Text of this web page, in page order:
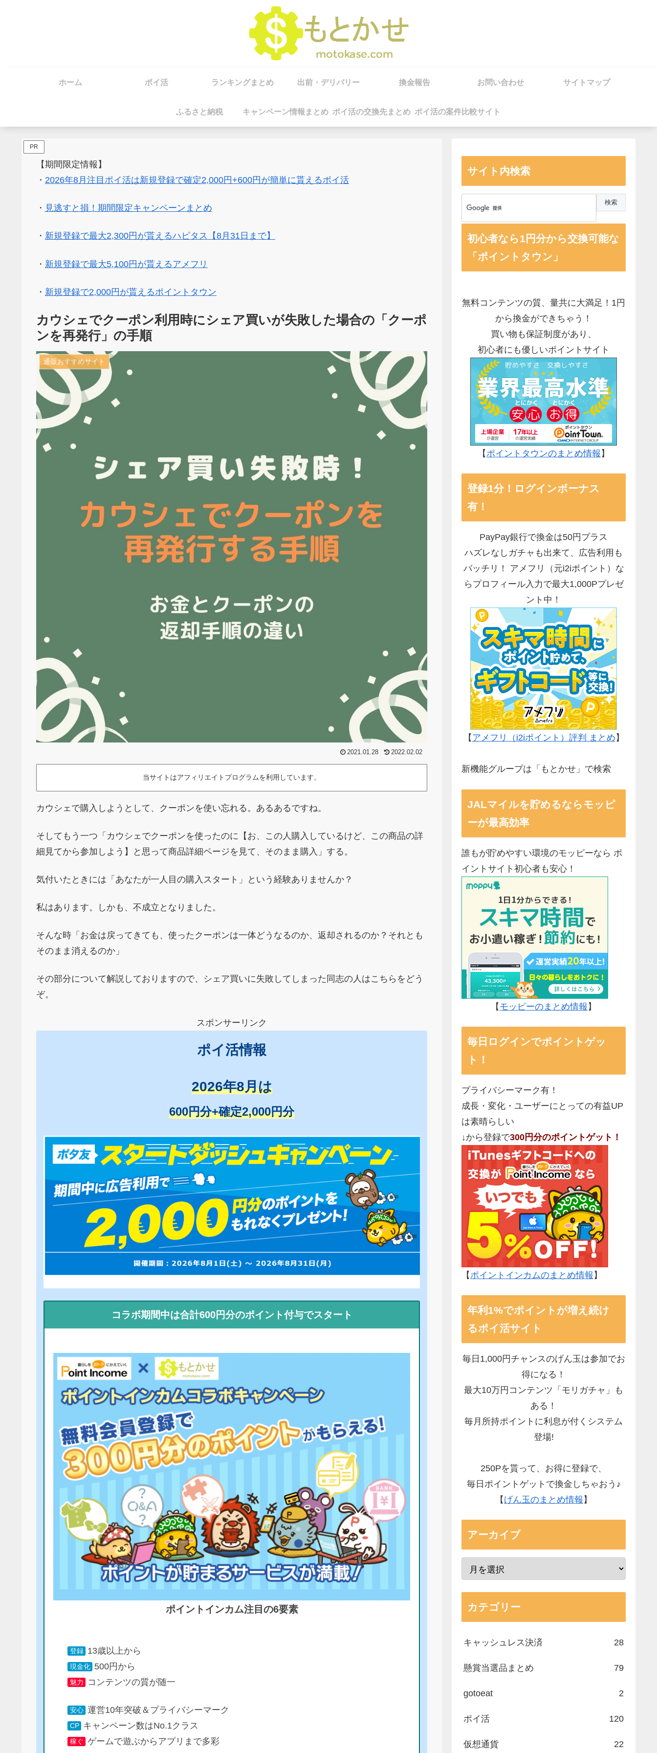
ホーム ポイ活 ランキングまとめ 出前・デリバリー 換金報告 お問い合わせ サイトマップ
ふるさと納税 キャンペーン情報まとめ ポイ活の交換先まとめ ポイ活の案件比較サイト
PR
【期間限定情報】
・ 2026年8月注目ポイ活は新規登録で確定2,000円+600円が簡単に貰えるポイ活
・ 見逃すと損！期間限定キャンペーンまとめ
・ 新規登録で最大2,300円が貰えるハピタス【8月31日まで】
・ 新規登録で最大5,100円が貰えるアメフリ
・ 新規登録で2,000円が貰えるポイントタウン
カウシェでクーポン利用時にシェア買いが失敗した場合の「クーポ
ンを再発行」の手順
通販おすすめサイト
2021.01.28 2022.02.02
当サイトはアフィリエイトプログラムを利用しています。
カウシェで購入しようとして、クーポンを使い忘れる。あるあるですね。
そしてもう一つ「カウシェでクーポンを使ったのに【お、この人購入しているけど、この商品の詳
細見てから参加しよう】と思って商品詳細ページを見て、そのまま購入」する。
気付いたときには「あなたが一人目の購入スタート」という経験ありませんか？
私はあります。しかも、不成立となりました。
そんな時「お金は戻ってきても、使ったクーポンは一体どうなるのか、返却されるのか？それとも
そのまま消えるのか」
その部分について解説しておりますので、シェア買いに失敗してしまった同志の人はこちらをどう
ぞ。
スポンサーリンク
ポイ活情報
2026年8月は
600円分+確定2,000円分
コラボ期間中は合計600円分のポイント付与でスタート
ポイントインカム注目の6要素
登録 13歳以上から
現金化 500円から
魅力 コンテンツの質が随一
安心 運営10年突破＆プライバシーマーク
CP キャンペーン数はNo.1クラス
稼ぐ ゲームで遊ぶからアプリまで多彩
サイト内検索
初心者なら1円分から交換可能な
「ポイントタウン」
無料コンテンツの質、量共に大満足！1円
から換金ができちゃう！
買い物も保証制度があり、
初心者にも優しいポイントサイト
【ポイントタウンのまとめ情報 】
登録1分！ログインボーナス
有！
PayPay銀行で換金は50円プラス
ハズレなしガチャも出来て、広告利用も
バッチリ！ アメフリ（元i2iポイント）な
らプロフィール入力で最大1,000Pプレゼ
ント中！
【 アメフリ（i2iポイント）評判 まとめ 】
新機能グループは「もとかせ」で検索
JALマイルを貯めるならモッピ
ーが最高効率
誰もが貯めやすい環境のモッピーなら ポ
イントサイト初心者も安心！
【 モッピーのまとめ情報 】
毎日ログインでポイントゲッ
ト！
プライバシーマーク有！
成長・変化・ユーザーにとっての有益UP
は素晴らしい
↓から登録で300円分のポイントゲット！
【 ポイントインカムのまとめ情報 】
年利1%でポイントが増え続け
るポイ活サイト
毎日1,000円チャンスのげん玉は参加でお
得になる！
最大10万円コンテンツ「モリガチャ」も
ある！
毎月所持ポイントに利息が付くシステム
登場!
250Pを貰って、お得に登録で、
毎日ポイントゲットで換金しちゃおう♪
【 げん玉のまとめ情報 】
アーカイブ
カテゴリー
キャッシュレス決済 28
懸賞当選品まとめ 79
gotoeat 2
ポイ活 120
仮想通貨 22